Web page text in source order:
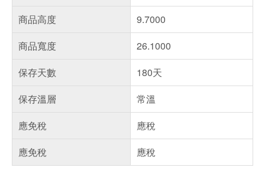
商品高度
9.7000
商品寬度
26.1000
保存天數
180天
保存溫層
常溫
應免稅
應稅
應免稅
應稅